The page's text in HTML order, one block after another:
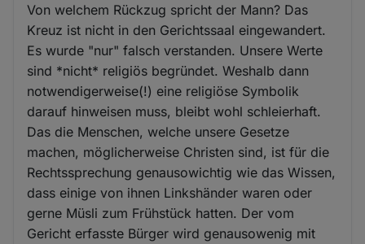
Von welchem Rückzug spricht der Mann? Das
Kreuz ist nicht in den Gerichtssaal eingewandert.
Es wurde "nur" falsch verstanden. Unsere Werte
sind *nicht* religiös begründet. Weshalb dann
notwendigerweise(!) eine religiöse Symbolik
darauf hinweisen muss, bleibt wohl schleierhaft.
Das die Menschen, welche unsere Gesetze
machen, möglicherweise Christen sind, ist für die
Rechtssprechung genausowichtig wie das Wissen,
dass einige von ihnen Linkshänder waren oder
gerne Müsli zum Frühstück hatten. Der vom
Gericht erfasste Bürger wird genausowenig mit